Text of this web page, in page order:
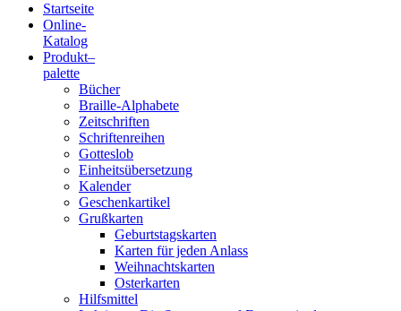
Blindenschrift-
Verlag
Druckerei
gGmbH
Startseite
Online-
Katalog
Produkt–
palette
Bücher
Braille-Alphabete
Zeitschriften
Schriftenreihen
Gotteslob
Einheitsübersetzung
Kalender
Geschenkartikel
Grußkarten
Geburtstagskarten
Karten für jeden Anlass
Weihnachtskarten
Osterkarten
Hilfsmittel